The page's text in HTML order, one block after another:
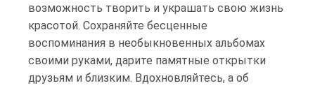
возможность творить и украшать свою жизнь
красотой. Сохраняйте бесценные
воспоминания в необыкновенных альбомах
своими руками, дарите памятные открытки
друзьям и близким. Вдохновляйтесь, а об